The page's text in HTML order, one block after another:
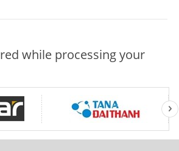
while processing your